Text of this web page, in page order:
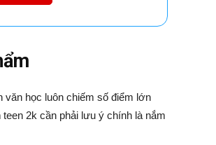
văn học luôn chiếm số điểm lớn
2k cần phải lưu ý chính là nắm